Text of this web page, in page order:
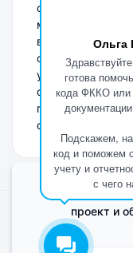
Ольга
готова
кода ФККО
Подскажем,
код и поможем
учету и
с чего
стеклоткани и
материалы. Они
высокоактивные
осторожного
утилизации.
опасные и
переработки
окружающую
Мы
проект и